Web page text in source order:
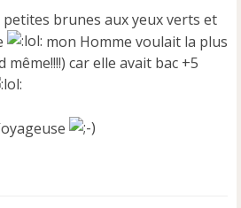
brunes aux yeux verts et
mon Homme voulait la plus
même!!!!) car elle avait bac +5